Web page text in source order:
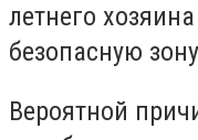
летнего
безопасную
Вероятной